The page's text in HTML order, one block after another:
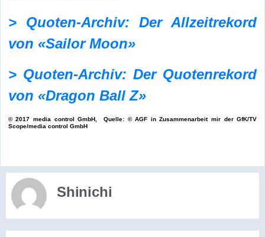
> Quoten-Archiv: Der Allzeitrekord
von «Sailor Moon»
> Quoten-Archiv: Der Quotenrekord
von «Dragon Ball Z»
© 2017 media control GmbH, Quelle: © AGF in Zusammenarbeit mir der GfK/TV
Scope/media control GmbH
Shinichi